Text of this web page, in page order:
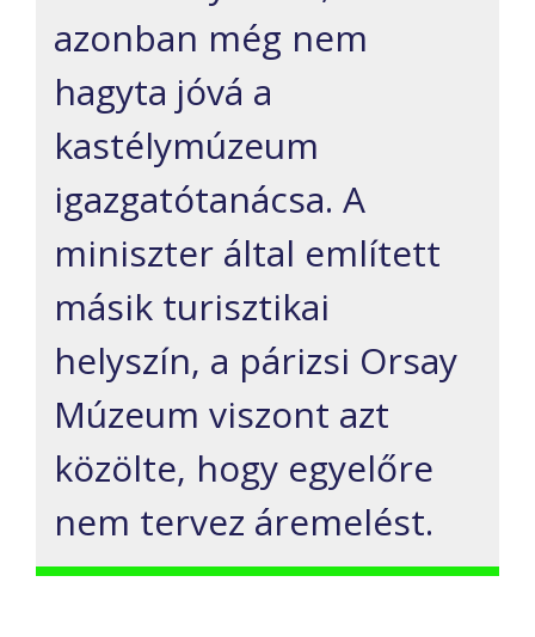
azonban még nem
hagyta jóvá a
kastélymúzeum
igazgatótanácsa. A
miniszter által említett
másik turisztikai
helyszín, a párizsi Orsay
Múzeum viszont azt
közölte, hogy egyelőre
nem tervez áremelést.